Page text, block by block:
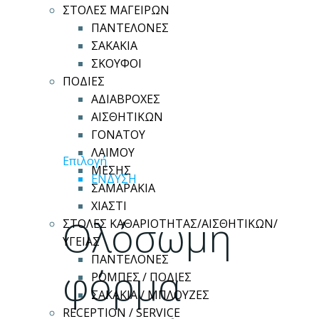
ΣΤΟΛΕΣ ΜΑΓΕΙΡΩΝ
ΠΑΝΤΕΛΟΝΕΣ
ΣΑΚΑΚΙΑ
ΣΚΟΥΦΟΙ
ΠΟΔΙΕΣ
ΑΔΙΑΒΡΟΧΕΣ
ΑΙΣΘΗΤΙΚΩΝ
ΓΟΝΑΤΟΥ
ΛΑΙΜΟΥ
ΜΕΣΗΣ
ΣΑΜΑΡΑΚΙΑ
ΧΙΑΣΤΙ
ΣΤΟΛΕΣ ΚΑΘΑΡΙΟΤΗΤΑΣ/ΑΙΣΘΗΤΙΚΩΝ/
ΥΓΕΙΑΣ
ΠΑΝΤΕΛΟΝΕΣ
ΡΟΜΠΕΣ / ΠΟΔΙΕΣ
ΣΑΚΑΚΙΑ / ΜΠΛΟΥΖΕΣ
RECEPTION / SERVICE
ΕπιλογήΑυτό
το
προϊόν
έχει
πολλαπλές
παραλλαγές.
Οι
επιλογές
μπορούν
ΕΝΔΥΣΗ
Ολόσωμη
φόρμα